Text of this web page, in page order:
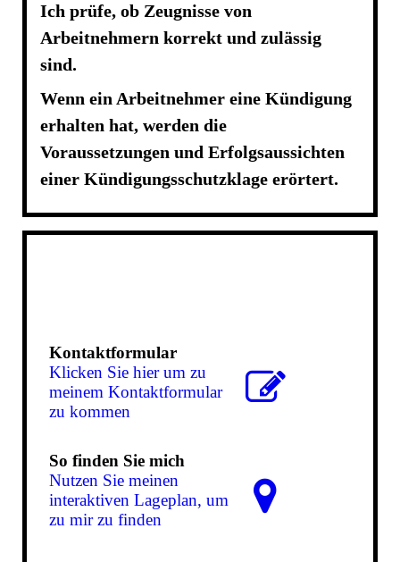
Ich prüfe, ob Zeugnisse von
Arbeitnehmern korrekt und zulässig
sind.
Wenn ein Arbeitnehmer eine Kündigung
erhalten hat, werden die
Voraussetzungen und Erfolgsaussichten
einer Kündigungsschutzklage erörtert.
Kontaktformular
Klicken Sie hier um zu
meinem Kon­takt­for­mu­lar
zu kommen
So finden Sie mich
Nutzen Sie meinen
interaktiven La­ge­plan, um
zu mir zu finden